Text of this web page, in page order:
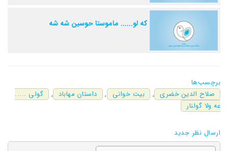
که لو...... ماموستا حوسین شه شه
برچسب‌ها
صلاح الدین خضری , بیت خوانی , داستان مهاباد ,
گولی .....
عه ولا گولنار
ارسال نظر جدید